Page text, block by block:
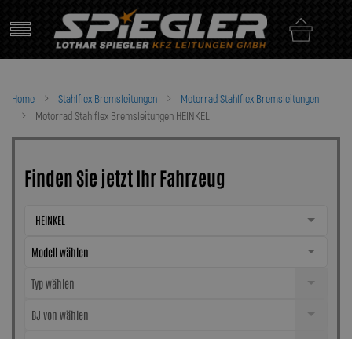
content
Home Stahlflex Bremsleitungen
Motorrad Stahlflex Bremsleitungen
Motorrad Stahlflex Bremsleitungen HEINKEL
Finden Sie jetzt Ihr Fahrzeug
HEINKEL
Modell wählen
Typ wählen
BJ von wählen